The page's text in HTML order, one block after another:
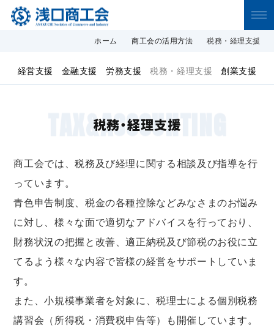
域情報等を発信しています。
ホーム 商工会の活用方法 税務・経理支援
経営支援 金融支援 労務支援 税務・経理支援 創業支援
税務・経理支援
TAX&ACCOUNTING
商工会では、税務及び経理に関する相談及び指導を行
っています。
青色申告制度、税金の各種控除などみなさまのお悩み
に対し、様々な面で適切なアドバイスを行っており、
財務状況の把握と改善、適正納税及び節税のお役に立
てるよう様々な内容で皆様の経営をサポートしていま
す。
また、小規模事業者を対象に、税理士による個別税務
講習会（所得税・消費税申告等）も開催しています。